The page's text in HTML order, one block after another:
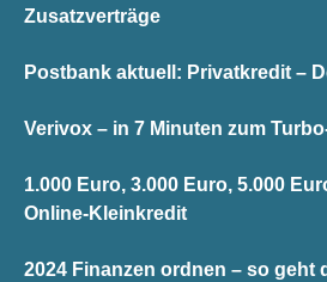
Zusatzverträge
Postbank aktuell: Privatkredit –
Verivox – in 7 Minuten zum
1.000 Euro, 3.000 Euro, 5.000
Online-Kleinkredit
2024 Finanzen ordnen – so geht